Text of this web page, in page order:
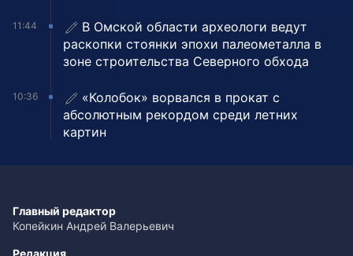
11:44
В Омской области археологи ведут
раскопки стоянки эпохи палеометалла в
зоне строительства Северного обхода
10:36
«Колобок» ворвался в прокат с
абсолютным рекордом среди летних
картин
Главный редактор
Копейкин Андрей Валерьевич